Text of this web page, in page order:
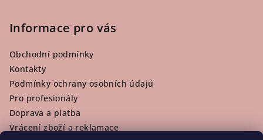
Informace pro vás
Obchodní podmínky
Kontakty
Podmínky ochrany osobních údajů
Pro profesionály
Doprava a platba
Vrácení zboží a reklamace